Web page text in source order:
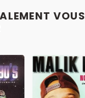
VOUS